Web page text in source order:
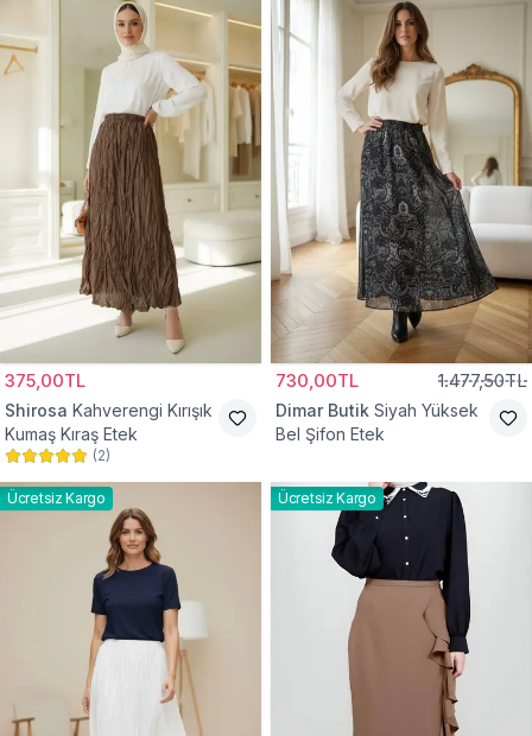
375,00TL
Shirosa Kahverengi Kırışık
Kumaş Kıraş Etek
(2)
730,00TL 1.477,50TL
Dimar Butik Siyah Yüksek
Bel Şifon Etek
Ücretsiz Kargo Ücretsiz Kargo